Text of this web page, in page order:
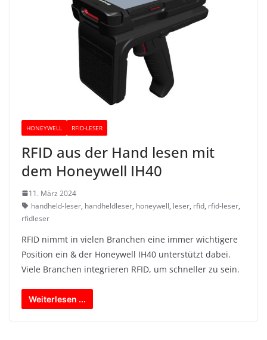
HONEYWELL RFID-LESER
RFID aus der Hand lesen mit
dem Honeywell IH40
11. März 2024
handheld-leser, handheldleser, honeywell, leser, rfid, rfid-leser,
rfidleser
RFID nimmt in vielen Branchen eine immer wichtigere
Position ein & der Honeywell IH40 unterstützt dabei.
Viele Branchen integrieren RFID, um schneller zu sein.
Weiterlesen ...